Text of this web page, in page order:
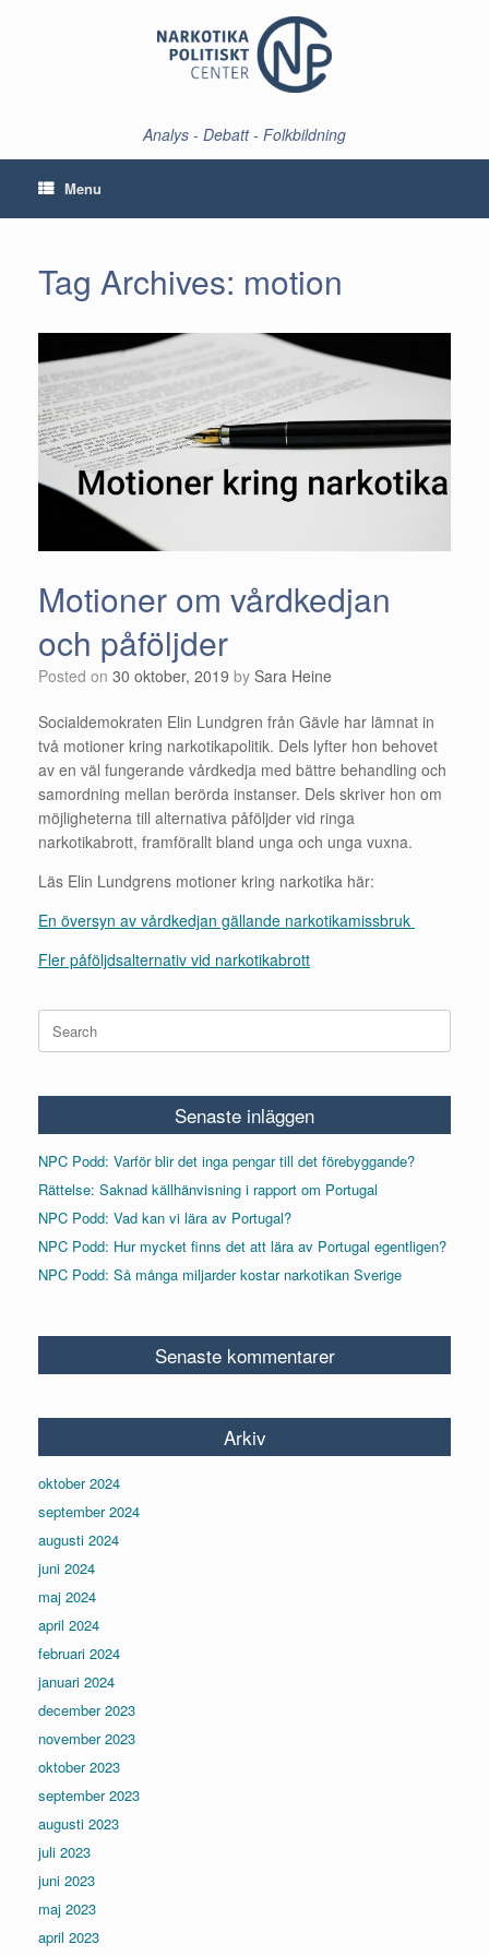
Analys - Debatt - Folkbildning
Menu
Tag Archives: motion
Motioner om vårdkedjan
och påföljder
Posted on 30 oktober, 2019 by Sara Heine
Socialdemokraten Elin Lundgren från Gävle har lämnat in
två motioner kring narkotikapolitik. Dels lyfter hon behovet
av en väl fungerande vårdkedja med bättre behandling och
samordning mellan berörda instanser. Dels skriver hon om
möjligheterna till alternativa påföljder vid ringa
narkotikabrott, framförallt bland unga och unga vuxna.
Läs Elin Lundgrens motioner kring narkotika här:
En översyn av vårdkedjan gällande narkotikamissbruk
Fler påföljdsalternativ vid narkotikabrott
Search
for:
Senaste inläggen
NPC Podd: Varför blir det inga pengar till det förebyggande?
Rättelse: Saknad källhänvisning i rapport om Portugal
NPC Podd: Vad kan vi lära av Portugal?
NPC Podd: Hur mycket finns det att lära av Portugal egentligen?
NPC Podd: Så många miljarder kostar narkotikan Sverige
Senaste kommentarer
Arkiv
oktober 2024
september 2024
augusti 2024
juni 2024
maj 2024
april 2024
februari 2024
januari 2024
december 2023
november 2023
oktober 2023
september 2023
augusti 2023
juli 2023
juni 2023
maj 2023
april 2023